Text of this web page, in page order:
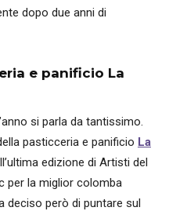
dopo due anni di
e panificio La
si parla da tantissimo.
pasticceria e panificio La
edizione di Artisti del
per la miglior colomba
deciso però di puntare sul